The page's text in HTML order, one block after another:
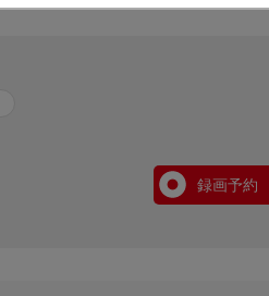
録画予約